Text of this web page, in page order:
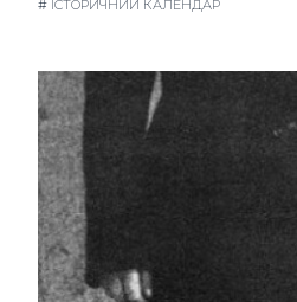
# ІСТОРИЧНИЙ КАЛЕНДАР